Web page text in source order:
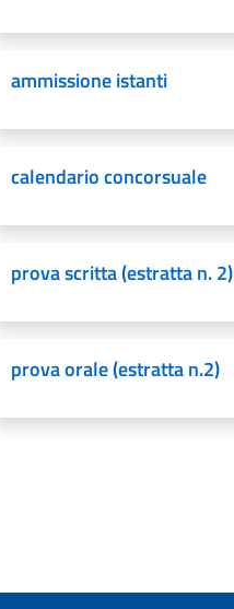
ammissione istanti
calendario concorsuale
prova scritta (estratta n. 2)
prova orale (estratta n.2)